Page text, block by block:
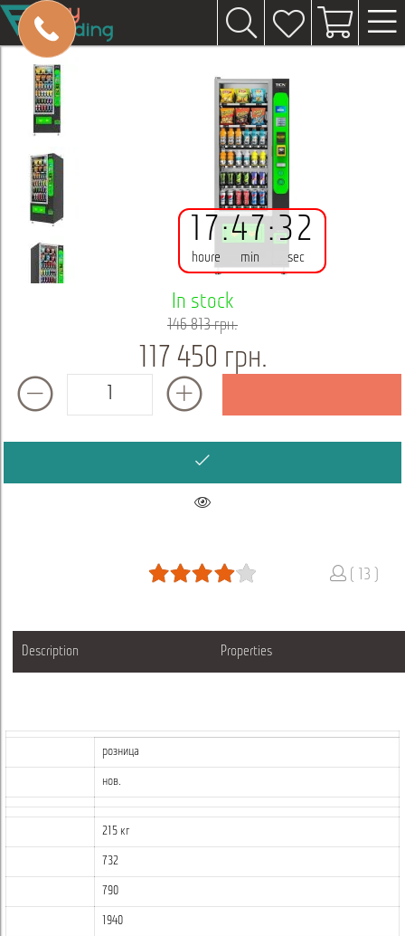
17
houre
:47
min
:32
sec
In stock
146 813 грн.
117 450 грн.
( 13 )
Description Properties
розница
нов.
215 кг
732
790
1940